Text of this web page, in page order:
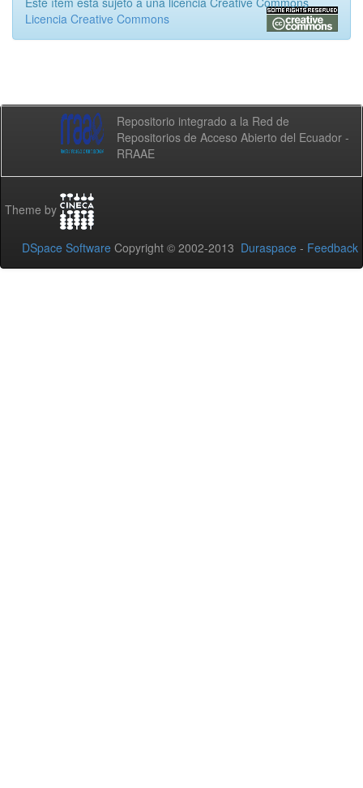
Licencia Creative Commons
Repositorio integrado a la Red de
Repositorios de Acceso Abierto del Ecuador -
RRAAE
Theme by
DSpace Software Copyright © 2002-2013 Duraspace - Feedback